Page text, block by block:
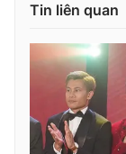
Tin liên quan